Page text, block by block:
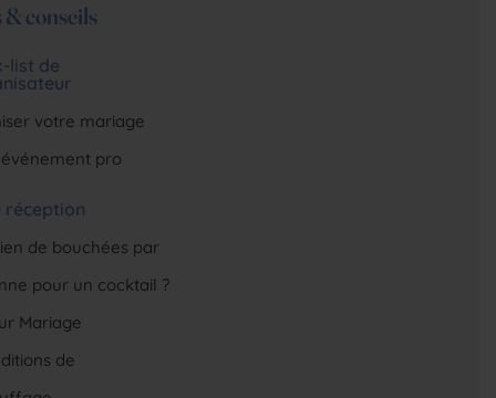
& conseils
list de
votre mariage
pro
de bouchées par
pour un cocktail ?
Mariage
de